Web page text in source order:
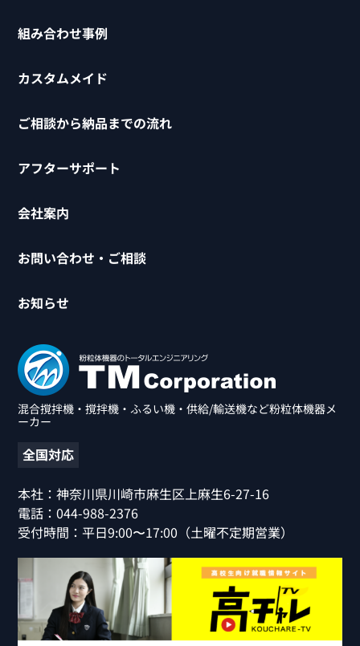
混合撹拌機・撹拌機・ふるい機・供給/輸送機など粉粒体機器メ
ーカー
全国対応
本社：神奈川県川崎市麻生区上麻生6-27-16
電話：044-988-2376
受付時間：平日9:00〜17:00（土曜不定期営業）
組み合わせ事例
カスタムメイド
ご相談から納品までの流れ
アフターサポート
会社案内
お問い合わせ・ご相談
お知らせ